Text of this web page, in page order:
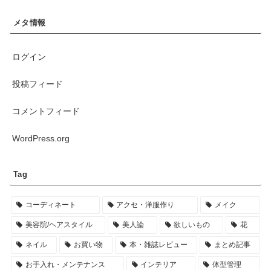
メタ情報
ログイン
投稿フィード
コメントフィード
WordPress.org
Tag
コーディネート アクセ・洋服作り メイク
美容院/ヘアスタイル 美人論 欲しいもの 花
ネイル お買い物 本・雑誌レビュー まとめ記事
お手入れ・メンテナンス インテリア 体型管理